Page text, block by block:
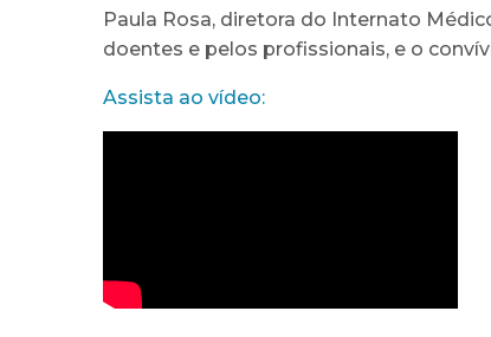
Paula Rosa, diretora do Internato
doentes e pelos profissionais, e o
Assista ao vídeo: